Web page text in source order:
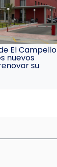
El Campello
nuevos
su